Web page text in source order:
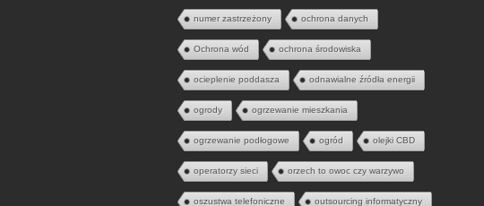
numer zastrzeżony ochrona danych
Ochrona wód ochrona środowiska
ocieplenie poddasza odnawialne źródła energii
ogrody ogrzewanie mieszkania
ogrzewanie podłogowe ogród olejki CBD
operatorzy sieci orzech to owoc czy warzywo
oszustwa telefoniczne outsourcing informatyczny